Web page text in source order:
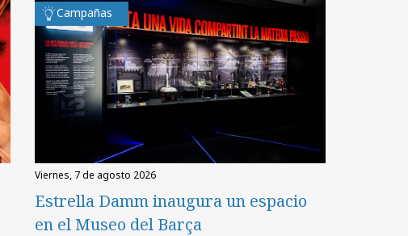
Campañas
viernes, 7 de agosto 2026
Estrella Damm inaugura un espacio
en el Museo del Barça